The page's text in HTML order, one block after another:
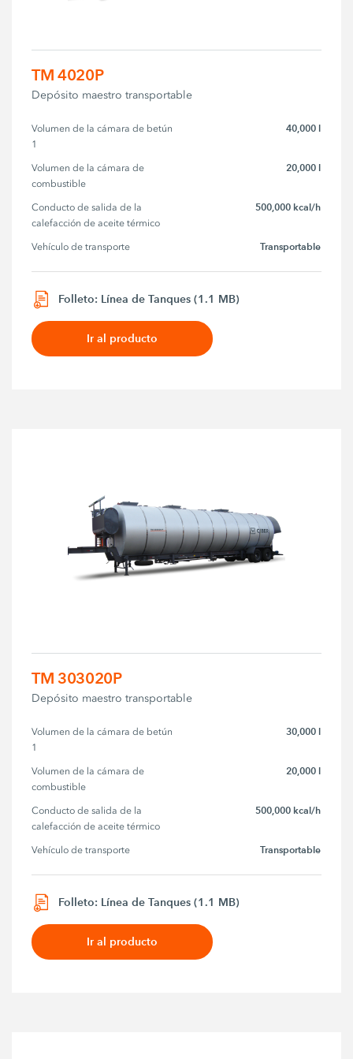
TM 4020P
Depósito maestro transportable
Volumen de la cámara de betún
1
40,000 l
Volumen de la cámara de
combustible
20,000 l
Conducto de salida de la
calefacción de aceite térmico
500,000 kcal/h
Vehículo de transporte Transportable
Folleto: Línea de Tanques (1.1 MB)
Ir al producto
TM 303020P
Depósito maestro transportable
Volumen de la cámara de betún
1
30,000 l
Volumen de la cámara de
combustible
20,000 l
Conducto de salida de la
calefacción de aceite térmico
500,000 kcal/h
Vehículo de transporte Transportable
Folleto: Línea de Tanques (1.1 MB)
Ir al producto